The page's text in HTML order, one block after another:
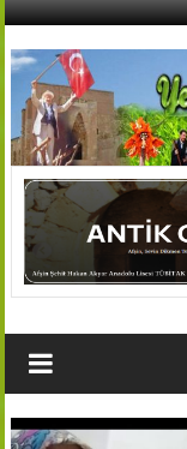
İçeriğe
AFŞİN
YEDİSEVİN
HABER
Köyleri
Haber